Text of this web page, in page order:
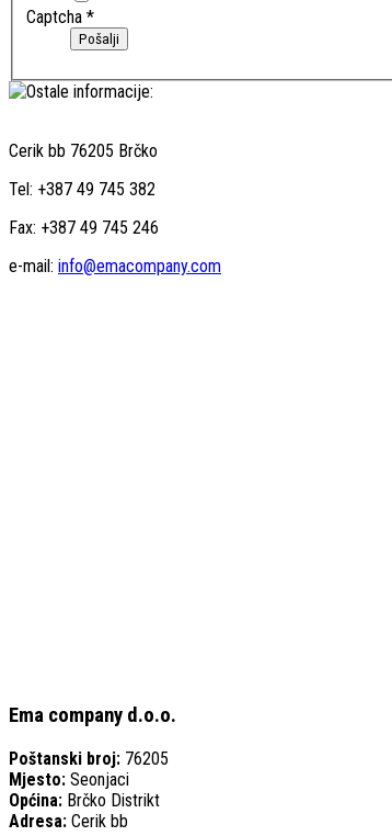
Captcha *
Pošalji
Cerik bb 76205 Brčko
Tel: +387 49 745 382
Fax: +387 49 745 246
e-mail: info@emacompany.com
Ema company d.o.o.
Poštanski broj: 76205
Mjesto: Seonjaci
Općina: Brčko Distrikt
Adresa: Cerik bb